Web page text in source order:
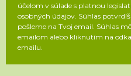
účelom v súlade s platnou
osobných údajov. Súhlas
pošleme na Tvoj email. Súhlas
emailom alebo kliknutím na
emailu.